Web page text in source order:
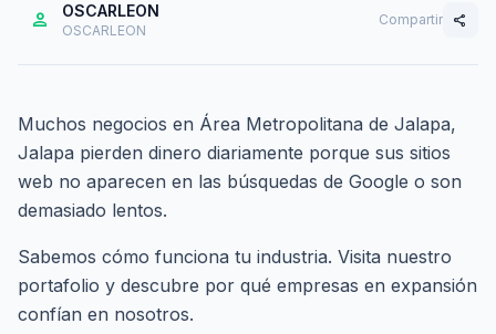
person OSCARLEON
OSCARLEON
Compartir share
Muchos negocios en Área Metropolitana de Jalapa,
Jalapa pierden dinero diariamente porque sus sitios
web no aparecen en las búsquedas de Google o son
demasiado lentos.
Sabemos cómo funciona tu industria. Visita nuestro
portafolio y descubre por qué empresas en expansión
confían en nosotros.